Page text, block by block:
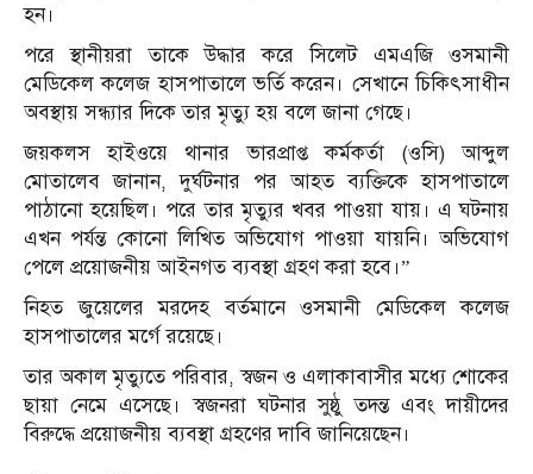
হন।
পরে স্থানীয়রা তাকে উদ্ধার করে সিলেট এমএজি ওসমানী
মেডিকেল কলেজ হাসপাতালে ভর্তি করেন। সেখানে চিকিৎসাধীন
অবস্থায় সন্ধ্যার দিকে তার মৃত্যু হয় বলে জানা গেছে।
জয়কলস হাইওয়ে থানার ভারপ্রাপ্ত কর্মকর্তা (ওসি) আব্দুল
মোতালেব জানান, দুর্ঘটনার পর আহত ব্যক্তিকে হাসপাতালে
পাঠানো হয়েছিল। পরে তার মৃত্যুর খবর পাওয়া যায়। এ ঘটনায়
এখন পর্যন্ত কোনো লিখিত অভিযোগ পাওয়া যায়নি। অভিযোগ
পেলে প্রয়োজনীয় আইনগত ব্যবস্থা গ্রহণ করা হবে।”
নিহত জুয়েলের মরদেহ বর্তমানে ওসমানী মেডিকেল কলেজ
হাসপাতালের মর্গে রয়েছে।
তার অকাল মৃত্যুতে পরিবার, স্বজন ও এলাকাবাসীর মধ্যে শোকের
ছায়া নেমে এসেছে। স্বজনরা ঘটনার সুষ্ঠু তদন্ত এবং দায়ীদের
বিরুদ্ধে প্রয়োজনীয় ব্যবস্থা গ্রহণের দাবি জানিয়েছেন।